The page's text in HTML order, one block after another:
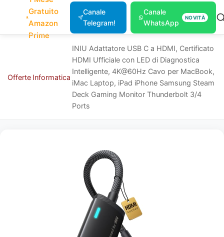
Gratuito
Amazon
Prime
Canale
Telegram!
Canale
WhatsApp
NOVITÀ
Offerte Informatica
INIU Adattatore USB C a HDMI, Certificato
HDMI Ufficiale con LED di Diagnostica
Intelligente, 4K@60Hz Cavo per MacBook,
iMac Laptop, iPad iPhone Samsung Steam
Deck Gaming Monitor Thunderbolt 3/4
Ports